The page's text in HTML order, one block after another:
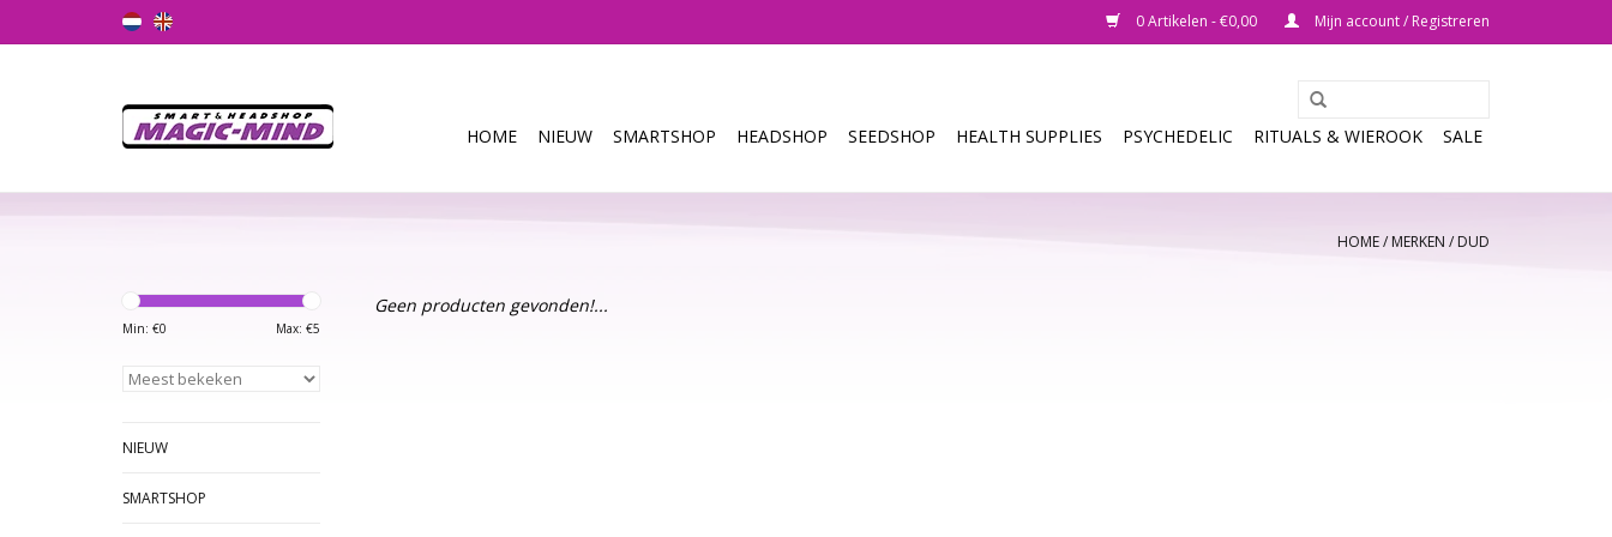
0 Artikelen - €0,00 Mijn account / Registreren
HOME NIEUW SMARTSHOP HEADSHOP SEEDSHOP HEALTH SUPPLIES PSYCHEDELIC RITUALS & WIEROOK SALE
HOME/MERKEN / DUD
Min: €0 Max: €5
NIEUW
SMARTSHOP
Geen producten gevonden!...